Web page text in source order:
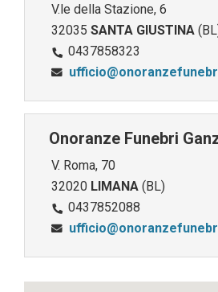
V.le della Stazione, 6
32035 SANTA GIUSTINA
0437858323
Onoranze Funebri
V. Roma, 70
32020 LIMANA (BL)
0437852088